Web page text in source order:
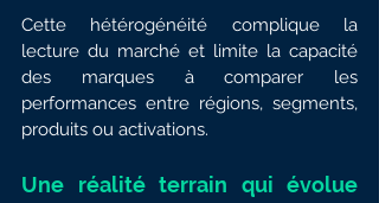
Cette hétérogénéité complique la
lecture du marché et limite la capacité
des marques à comparer les
performances entre régions, segments,
produits ou activations.
Une réalité terrain qui évolue